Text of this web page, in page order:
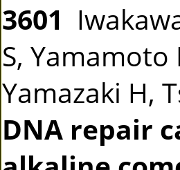
3601
S, Yamamoto
Yamazaki H,
DNA repair